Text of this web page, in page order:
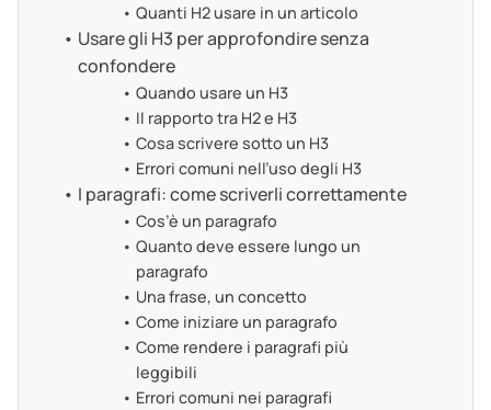
Quanti H2 usare in un articolo
Usare gli H3 per approfondire senza
confondere
Quando usare un H3
Il rapporto tra H2 e H3
Cosa scrivere sotto un H3
Errori comuni nell’uso degli H3
I paragrafi: come scriverli correttamente
Cos’è un paragrafo
Quanto deve essere lungo un
paragrafo
Una frase, un concetto
Come iniziare un paragrafo
Come rendere i paragrafi più
leggibili
Errori comuni nei paragrafi